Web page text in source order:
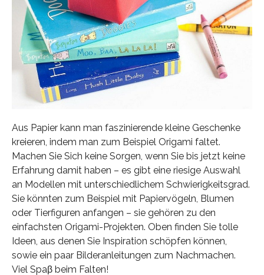
Aus Papier kann man faszinierende kleine Geschenke
kreieren, indem man zum Beispiel Origami faltet.
Machen Sie Sich keine Sorgen, wenn Sie bis jetzt keine
Erfahrung damit haben – es gibt eine riesige Auswahl
an Modellen mit unterschiedlichem Schwierigkeitsgrad.
Sie könnten zum Beispiel mit Papiervögeln, Blumen
oder Tierfiguren anfangen – sie gehören zu den
einfachsten Origami-Projekten. Oben finden Sie tolle
Ideen, aus denen Sie Inspiration schöpfen können,
sowie ein paar Bilderanleitungen zum Nachmachen.
Viel Spaβ beim Falten!